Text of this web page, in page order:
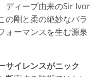
ディープ由来のSir Ivor
の剛と柔の絶妙なバラ
ォーマンスを生む源泉
サイレンスがニック